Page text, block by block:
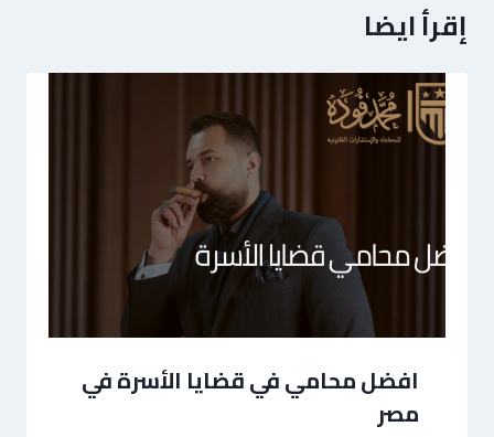
إقرأ ايضا
افضل محامي في قضايا الأسرة في
مصر